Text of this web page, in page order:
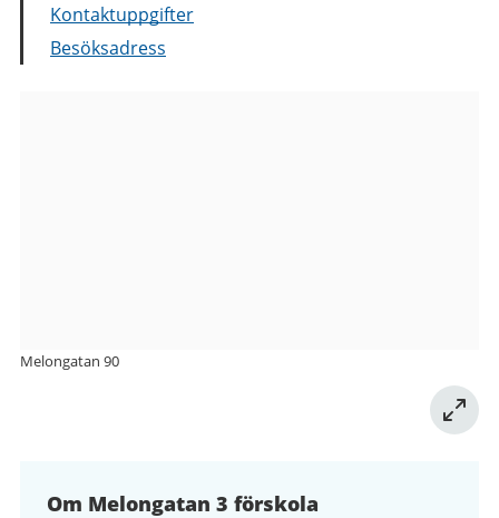
Kontaktuppgifter
Besöksadress
Melongatan 90
Om Melongatan 3 förskola